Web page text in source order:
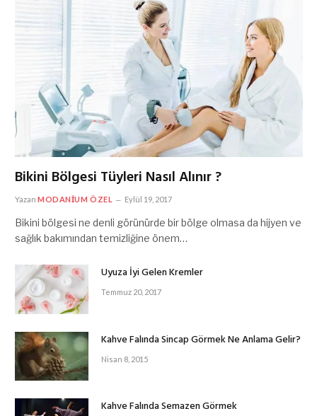
Bikini Bölgesi Tüyleri Nasıl Alınır ?
Yazan MODANIUM ÖZEL Eylül 19, 2017
Bikini bölgesi ne denli görünürde bir bölge olmasa da hijyen ve
sağlık bakımından temizliğine önem…
Uyuza İyi Gelen Kremler
Temmuz 20, 2017
Kahve Falında Sincap Görmek Ne Anlama Gelir?
Nisan 8, 2015
Kahve Falında Semazen Görmek